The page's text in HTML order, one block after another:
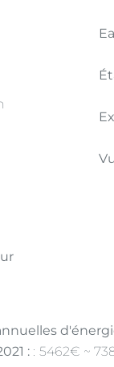
:
5462€ ~